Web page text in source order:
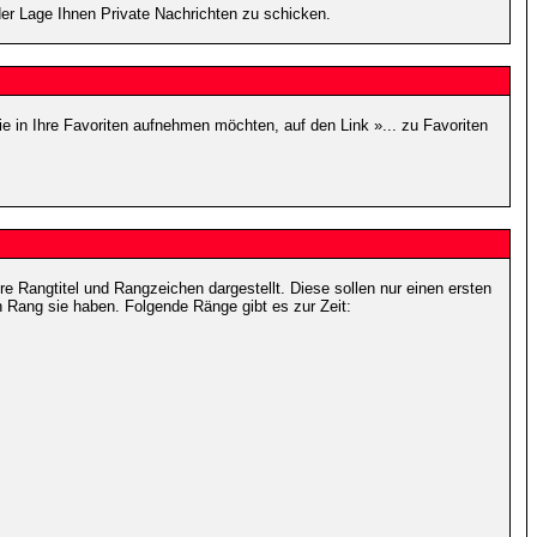
Lage Ihnen Private Nachrichten zu schicken.
in Ihre Favoriten aufnehmen möchten, auf den Link »... zu Favoriten
Rangtitel und Rangzeichen dargestellt. Diese sollen nur einen ersten
sie haben. Folgende Ränge gibt es zur Zeit: